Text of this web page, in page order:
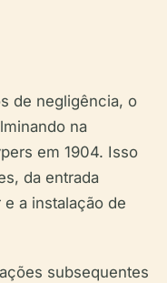
de negligência, o
na
em 1904. Isso
da entrada
a instalação de
subsequentes